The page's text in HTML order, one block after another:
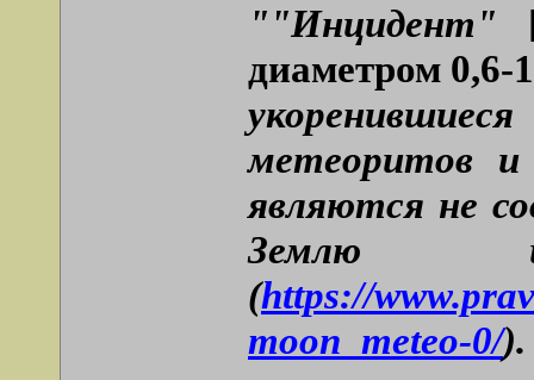
""Инцидент"
диаметром 0,6-
метеоритов
являются не
(https://
moon_meteo-0/).